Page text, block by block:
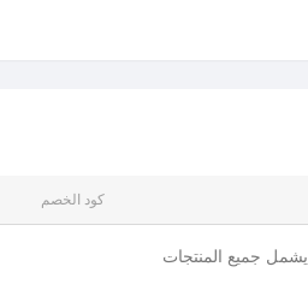
كود الخصم
يشمل جميع المنتجات